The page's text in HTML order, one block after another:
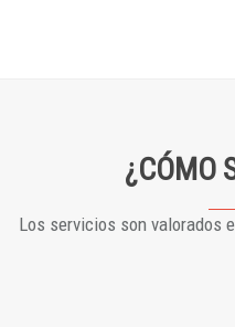
¿CÓMO
Los servicios son valorados